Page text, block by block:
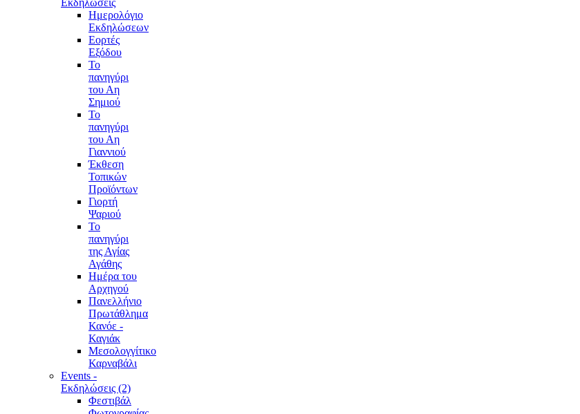
Εκδηλώσεις
Ημερολόγιο
Εκδηλώσεων
Εορτές
Εξόδου
Το
πανηγύρι
του Αη
Σημιού
Το
πανηγύρι
του Αη
Γιαννιού
Έκθεση
Τοπικών
Προϊόντων
Γιορτή
Ψαριού
Το
πανηγύρι
της Αγίας
Αγάθης
Ημέρα του
Αρχηγού
Πανελλήνιο
Πρωτάθλημα
Κανόε -
Καγιάκ
Μεσολογγίτικο
Καρναβάλι
Events -
Εκδηλώσεις (2)
Φεστιβάλ